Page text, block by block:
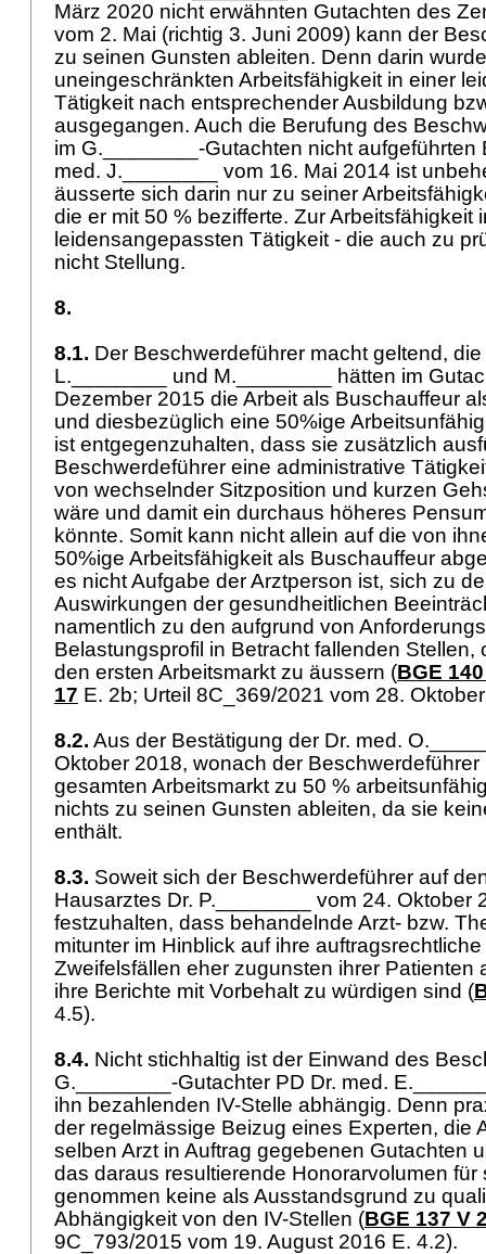
März 2020 nicht erwähnten Gutachten des
vom 2. Mai (richtig 3. Juni 2009) kann der
zu seinen Gunsten ableiten. Denn darin
uneingeschränkten Arbeitsfähigkeit in einer
Tätigkeit nach entsprechender Ausbildung
ausgegangen. Auch die Berufung des
im G.________-Gutachten nicht aufgeführten
med. J.________ vom 16. Mai 2014 ist
äusserte sich darin nur zu seiner
die er mit 50 % bezifferte. Zur Arbeitsfähigkeit
leidensangepassten Tätigkeit - die auch zu
nicht Stellung.
8.
8.1. Der Beschwerdeführer macht geltend,
L.________ und M.________ hätten im
Dezember 2015 die Arbeit als Buschauffeur
und diesbezüglich eine 50%ige
ist entgegenzuhalten, dass sie zusätzlich
Beschwerdeführer eine administrative
von wechselnder Sitzposition und kurzen
wäre und damit ein durchaus höheres
könnte. Somit kann nicht allein auf die von
50%ige Arbeitsfähigkeit als Buschauffeur
es nicht Aufgabe der Arztperson ist, sich zu
Auswirkungen der gesundheitlichen
namentlich zu den aufgrund von
Belastungsprofil in Betracht fallenden Stellen,
den ersten Arbeitsmarkt zu äussern (BGE
17 E. 2b; Urteil 8C_369/2021 vom 28.
8.2. Aus der Bestätigung der Dr. med.
Oktober 2018, wonach der
gesamten Arbeitsmarkt zu 50 %
nichts zu seinen Gunsten ableiten, da sie
enthält.
8.3. Soweit sich der Beschwerdeführer auf
Hausarztes Dr. P.________ vom 24. Oktober
festzuhalten, dass behandelnde Arzt- bzw.
mitunter im Hinblick auf ihre
Zweifelsfällen eher zugunsten ihrer Patienten
ihre Berichte mit Vorbehalt zu würdigen sind (
4.5).
8.4. Nicht stichhaltig ist der Einwand des
G.________-Gutachter PD Dr. med.
ihn bezahlenden IV-Stelle abhängig. Denn
der regelmässige Beizug eines Experten, die
selben Arzt in Auftrag gegebenen Gutachten
das daraus resultierende Honorarvolumen für
genommen keine als Ausstandsgrund zu
Abhängigkeit von den IV-Stellen (BGE 137 V
9C_793/2015 vom 19. August 2016 E. 4.2).